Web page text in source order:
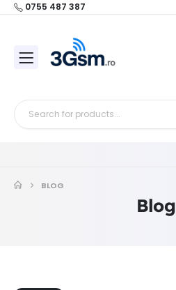
0755 487 387
BLOG
Blog